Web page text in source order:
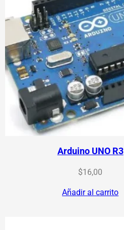
Arduino UNO R3
$16,00
Añadir al carrito